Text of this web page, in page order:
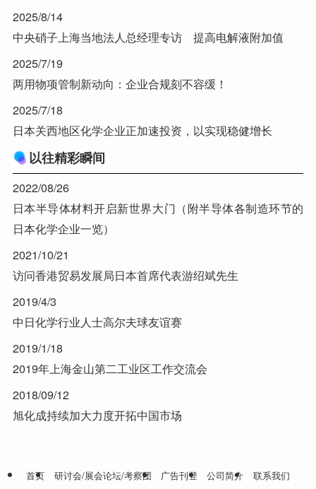
2025/8/14
中央硝子上海当地法人总经理专访 提高电解液附加值
2025/7/19
两用物项管制新动向：企业合规刻不容缓！
2025/7/18
日本关西地区化学企业正加速投资，以实现稳健增长
以往精彩瞬间
2022/08/26
日本半导体材料开启新世界大门（附半导体各制造环节的
日本化学企业一览）
2021/10/21
访问香港贸易发展局日本首席代表游绍斌先生
2019/4/3
中日化学行业人士高尔夫球友谊赛
2019/1/18
2019年上海金山第二工业区工作交流会
2018/09/12
旭化成持续加大力度开拓中国市场
首页 研讨会/展会论坛/考察团 广告刊登 公司简介
联系我们